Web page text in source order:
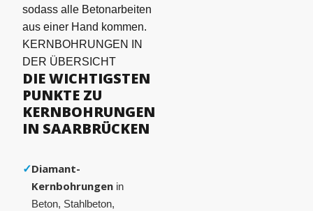
sodass alle Betonarbeiten
aus einer Hand kommen.
KERNBOHRUNGEN IN
DER ÜBERSICHT
DIE WICHTIGSTEN
PUNKTE ZU
KERNBOHRUNGEN
IN SAARBRÜCKEN
✓Diamant-
Kernbohrungen in
Beton, Stahlbeton,